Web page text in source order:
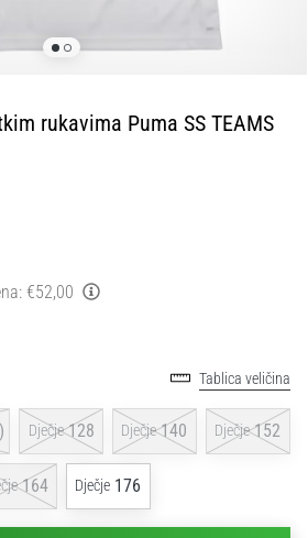
rukavima Puma SS TEAMS
€52,00
Tablica veličina
Dječje 128 Dječje 140 Dječje 152
164 Dječje 176